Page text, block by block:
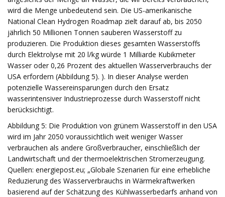
wird die Menge unbedeutend sein. Die US-amerikanische
National Clean Hydrogen Roadmap zielt darauf ab, bis 2050
jährlich 50 Millionen Tonnen sauberen Wasserstoff zu
produzieren. Die Produktion dieses gesamten Wasserstoffs
durch Elektrolyse mit 20 l/kg würde 1 Milliarde Kubikmeter
Wasser oder 0,26 Prozent des aktuellen Wasserverbrauchs der
USA erfordern (Abbildung 5). ). In dieser Analyse werden
potenzielle Wassereinsparungen durch den Ersatz
wasserintensiver Industrieprozesse durch Wasserstoff nicht
berücksichtigt.
Abbildung 5: Die Produktion von grünem Wasserstoff in den USA
wird im Jahr 2050 voraussichtlich weit weniger Wasser
verbrauchen als andere Großverbraucher, einschließlich der
Landwirtschaft und der thermoelektrischen Stromerzeugung.
Quellen: energiepost.eu; „Globale Szenarien für eine erhebliche
Reduzierung des Wasserverbrauchs in Wärmekraftwerken
basierend auf der Schätzung des Kühlwasserbedarfs anhand von